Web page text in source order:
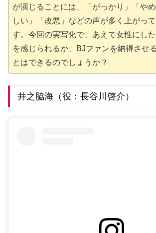
が演じることには、「がっかり」「や
しい」「改悪」などの声が多く上がって
す。今回の実写化で、あえて女性にし
を感じられるか、BJファンを納得させ
とはできるのでしょうか？
井之脇海（役：長谷川啓介）